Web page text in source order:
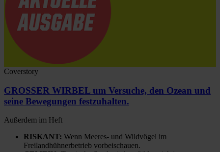
Coverstory
GROSSER WIRBEL um Versuche, den Ozean und
seine Bewegungen festzuhalten.
Außerdem im Heft
RISKANT: Wenn Meeres- und Wildvögel im
Freilandhühnerbetrieb vorbeischauen.